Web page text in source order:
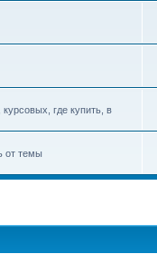
где купить, в
от темы